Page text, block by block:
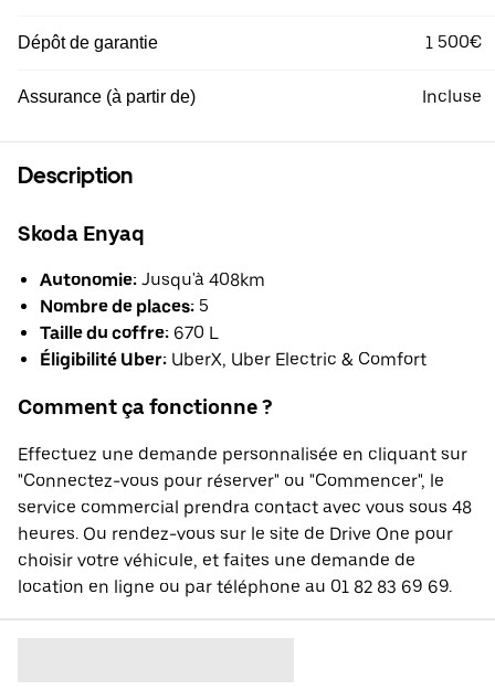
Dépôt de garantie 1 500€
Assurance (à partir de) Incluse
Description
Skoda Enyaq
Autonomie: Jusqu'à 408km
Nombre de places: 5
Taille du coffre: 670 L
Éligibilité Uber: UberX, Uber Electric & Comfort
Comment ça fonctionne ?
Effectuez une demande personnalisée en cliquant sur
"Connectez-vous pour réserver" ou "Commencer", le
service commercial prendra contact avec vous sous 48
heures. Ou rendez-vous sur le site de Drive One pour
choisir votre véhicule, et faites une demande de
location en ligne ou par téléphone au 01 82 83 69 69.